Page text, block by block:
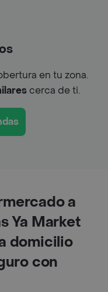
en tu zona.
cerca de ti.
a
Ya Market
domicilio
con